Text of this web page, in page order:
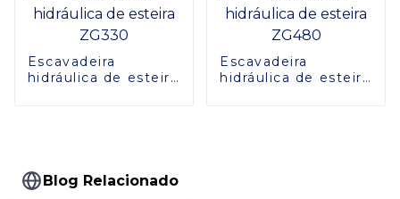
Escavadeira
hidráulica de esteira
Escavadeira
hidráulica de esteira
Blog Relacionado